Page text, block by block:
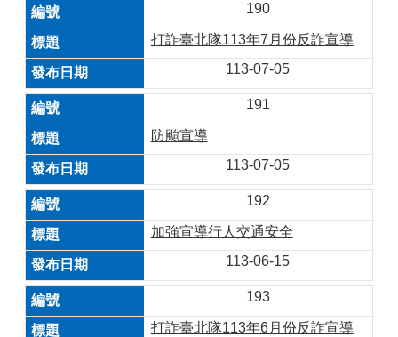
190
打詐臺北隊113年7月份反詐宣導
113-07-05
191
防颱宣導
113-07-05
192
加強宣導行人交通安全
113-06-15
193
打詐臺北隊113年6月份反詐宣導